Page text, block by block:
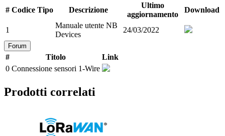
# Codice Tipo Descrizione
Ultimo
aggiornamento
Download
1
Manuale utente NB
Devices
24/03/2022
Forum
# Titolo
Link
0 Connessione sensori 1-Wire
Prodotti correlati